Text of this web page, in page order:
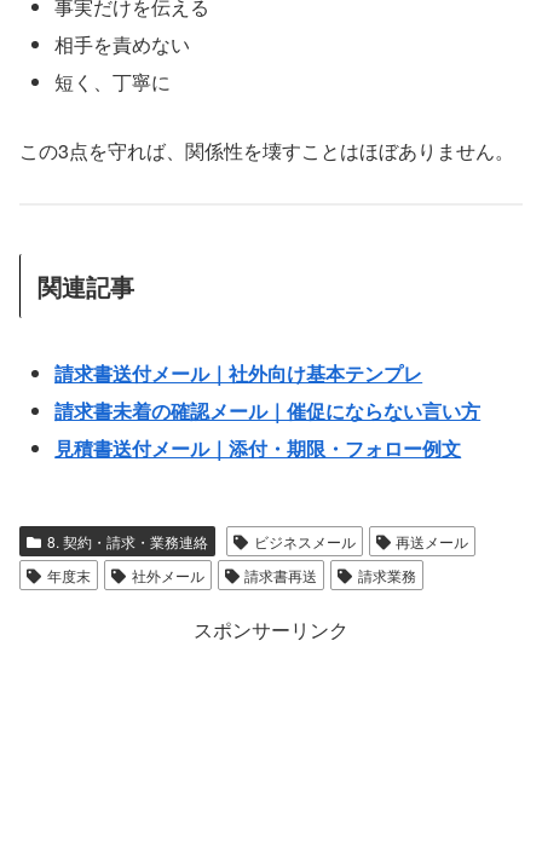
事実だけを伝える
相手を責めない
短く、丁寧に
この3点を守れば、関係性を壊すことはほぼありません。
関連記事
請求書送付メール｜社外向け基本テンプレ
請求書未着の確認メール｜催促にならない言い方
見積書送付メール｜添付・期限・フォロー例文
8. 契約・請求・業務連絡 ビジネスメール
再送メール
年度末
社外メール 請求書再送 請求業務
スポンサーリンク